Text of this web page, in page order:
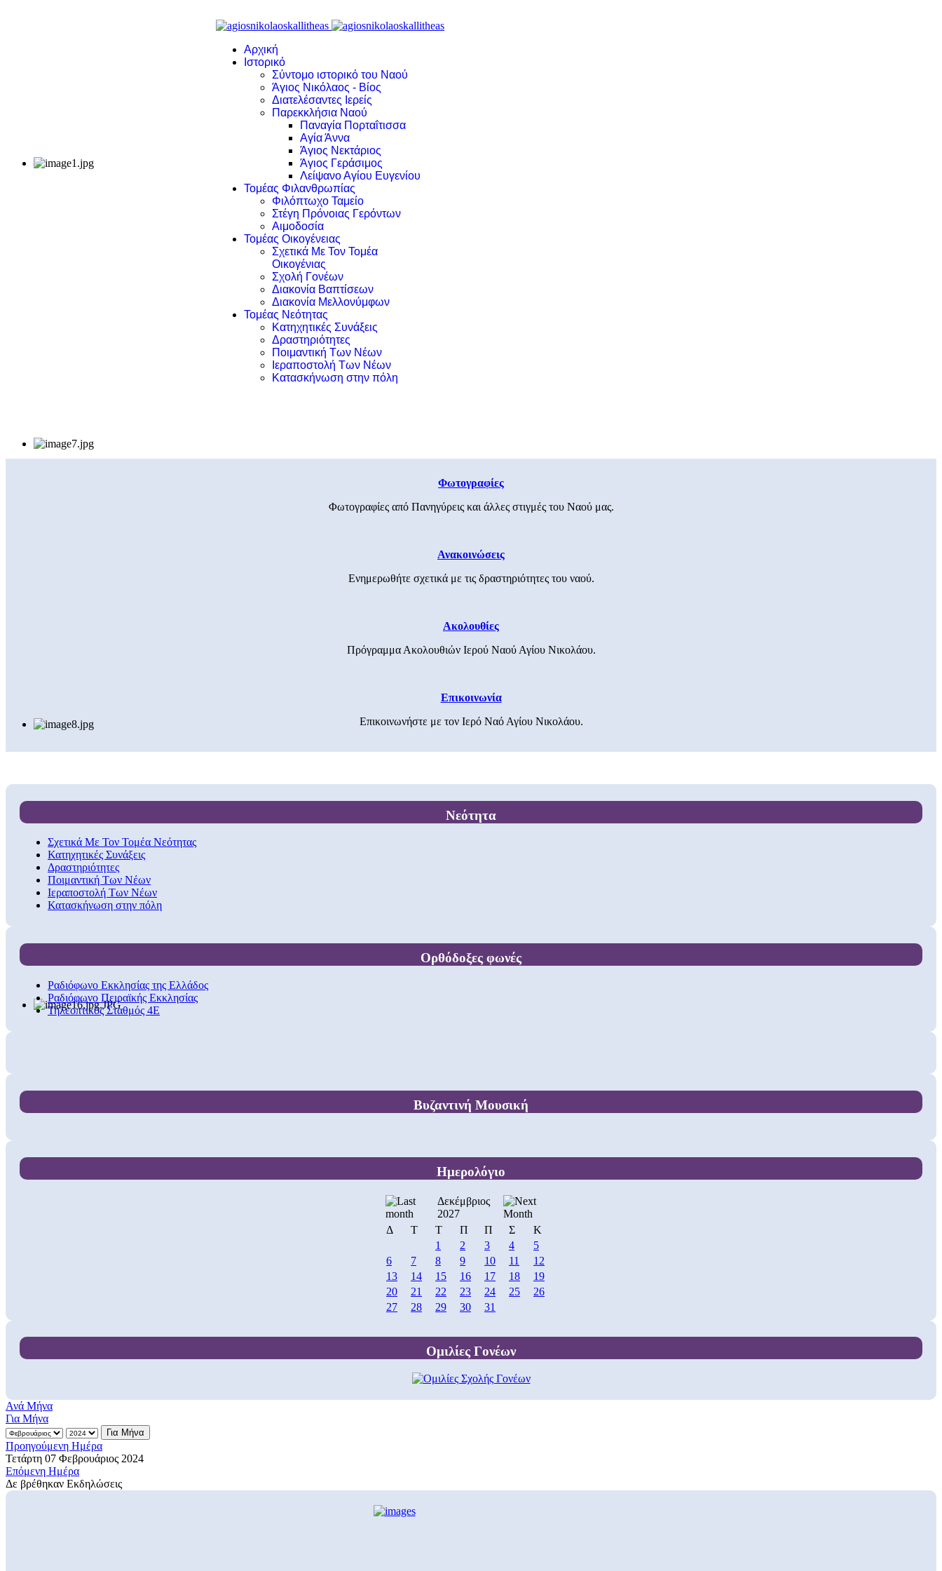
Αρχική
Ιστορικό
Σύντομο ιστορικό του Ναού
Άγιος Νικόλαος - Βίος
Διατελέσαντες Ιερείς
Παρεκκλήσια Ναού
Παναγία Πορταΐτισσα
Αγία Άννα
Άγιος Νεκτάριος
Άγιος Γεράσιμος
Λείψανο Αγίου Ευγενίου
Τομέας Φιλανθρωπίας
Φιλόπτωχο Ταμείο
Στέγη Πρόνοιας Γερόντων
Αιμοδοσία
Τομέας Οικογένειας
Σχετικά Με Τον Τομέα
Οικογένιας
Σχολή Γονέων
Διακονία Βαπτίσεων
Διακονία Μελλονύμφων
Τομέας Νεότητας
Κατηχητικές Συνάξεις
Δραστηριότητες
Ποιμαντική Των Νέων
Ιεραποστολή Των Νέων
Κατασκήνωση στην πόλη
Φωτογραφίες
Φωτογραφίες από Πανηγύρεις και άλλες στιγμές του Ναού μας.
Ανακοινώσεις
Ενημερωθήτε σχετικά με τις δραστηριότητες του ναού.
Ακολουθίες
Πρόγραμμα Ακολουθιών Ιερού Ναού Αγίου Νικολάου.
Επικοινωνία
Επικοινωνήστε με τον Ιερό Ναό Αγίου Νικολάου.
Νεότητα
Σχετικά Με Τον Τομέα Νεότητας
Κατηχητικές Συνάξεις
Δραστηριότητες
Ποιμαντική Των Νέων
Ιεραποστολή Των Νέων
Κατασκήνωση στην πόλη
Ορθόδοξες φωνές
Ραδιόφωνο Εκκλησίας της Ελλάδος
Ραδιόφωνο Πειραϊκής Εκκλησίας
Τηλεοπτικός Σταθμός 4Ε
Βυζαντινή Μουσική
Ημερολόγιο
Δεκέμβριος
2027
Δ
Τ Τ Π Π Σ
Κ
1
2 3 4
5
6
7 8 9 10 11
12
13
14 15 16 17 18
19
20
21 22 23 24 25
26
27
28 29 30 31
Ομιλίες Γονέων
Ανά Μήνα
Για Μήνα
Για Μήνα
Προηγούμενη Ημέρα
Τετάρτη 07 Φεβρουάριος 2024
Επόμενη Ημέρα
Δε βρέθηκαν Εκδηλώσεις